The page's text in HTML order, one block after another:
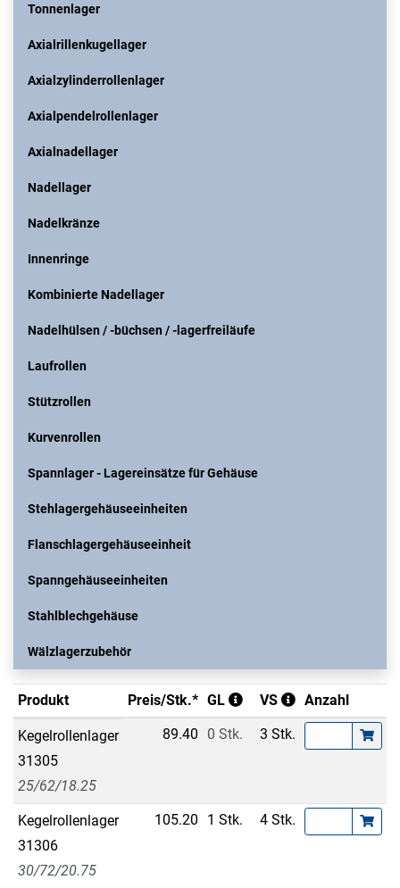
Tonnenlager
Axialrillenkugellager
Axialzylinderrollenlager
Axialpendelrollenlager
Axialnadellager
Nadellager
Nadelkränze
Innenringe
Kombinierte Nadellager
Nadelhülsen / -büchsen / -lagerfreiläufe
Laufrollen
Stützrollen
Kurvenrollen
Spannlager - Lagereinsätze für Gehäuse
Stehlagergehäuseeinheiten
Flanschlagergehäuseeinheit
Spanngehäuseeinheiten
Stahlblechgehäuse
Wälzlagerzubehör
Produkt Preis/Stk.* GL VS Anzahl
Kegelrollenlager
31305
25/62/18.25
89.40 0 Stk. 3 Stk.
Kegelrollenlager
31306
30/72/20.75
105.20 1 Stk. 4 Stk.